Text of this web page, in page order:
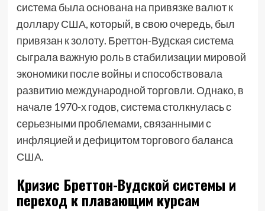
система была основана на привязке валют к
доллару США, который, в свою очередь, был
привязан к золоту. Бреттон-Вудская система
сыграла важную роль в стабилизации мировой
экономики после войны и способствовала
развитию международной торговли. Однако, в
начале 1970-х годов, система столкнулась с
серьезными проблемами, связанными с
инфляцией и дефицитом торгового баланса
США.
Кризис Бреттон-Вудской системы и
переход к плавающим курсам